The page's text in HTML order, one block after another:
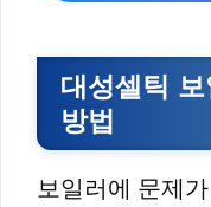
대성셀틱
방법
보일러에 문제